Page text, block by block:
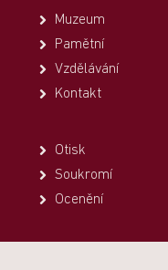
Muzeum
Pamětní
Vzdělávání
Kontakt
Otisk
Soukromí
Ocenění